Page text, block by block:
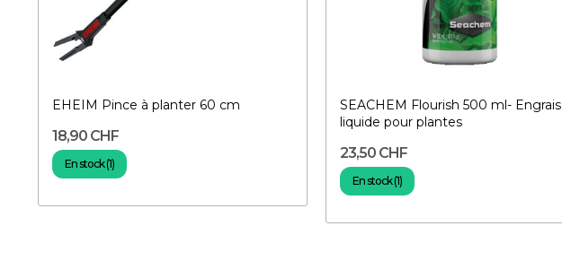
EHEIM Pince à planter 60 cm
18,90 CHF
En stock (1)
SEACHEM Flourish 500 ml- Engrais
liquide pour plantes
23,50 CHF
En stock (1)